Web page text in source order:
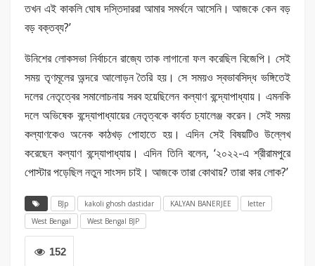
তখন এই কাকলি ঘোষ দস্তিদাররা আমার সমর্থনে আসেনি। আজকে কেন বড়
বড় বক্তব্য?’
উনিশের লোকসভা নির্বাচনে রাজ্যে তাক লাগানো ফল করেছিল বিজেপি। সেই
সময় তৃণমূলের অন্দরে আলোড়ন তৈরি হয়। সে সময়ও স্বভাবসিদ্ধ ভঙ্গিতেই
দলের নেতৃত্বের সমালোচনায় সরব হয়েছিলেন কল্যাণ বন্দ্যোপাধ্যায়। এমনকি
দলে অভিষেক বন্দ্যোপাধ্যায়ের নেতৃত্বকে কার্যত চ্যালেঞ্জ করেন। সেই সময়
কল্যাণকেও অনেক কাঠখড় পোহাতে হয়। এদিন সেই বিষয়টিও উল্লেখ
করেছেন কল্যাণ বন্দ্যোপাধ্যায়। এদিন তিনি বলেন, ‘২০২২-এ শ্রীরামপুরে
পোস্টার পড়েছিল নতুন সাংসদ চাই। আজকে তারা কোথায়? তারা কার লোক?’
BJp kakoli ghosh dastidar KALYAN BANERJEE
letter
West Bengal
West Bengal BJP
152